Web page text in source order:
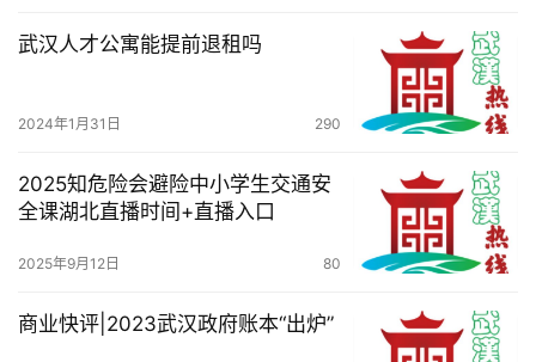
武汉人才公寓能提前退租吗
2024年1月31日 290
2025知危险会避险中小学生交通安
全课湖北直播时间+直播入口
2025年9月12日 80
商业快评|2023武汉政府账本“出炉”